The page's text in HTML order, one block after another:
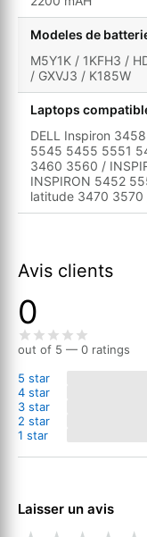
Modeles de
M5Y1K / 1KFH3 /
/ GXVJ3 / K185W
Laptops
DELL Inspiron
5545 5455 5551
3460 3560 /
INSPIRON 5452
latitude 3470 3570
Avis clients
0
out of 5 — 0 ratings
5 star
4 star
3 star
2 star
1 star
Laisser un avis